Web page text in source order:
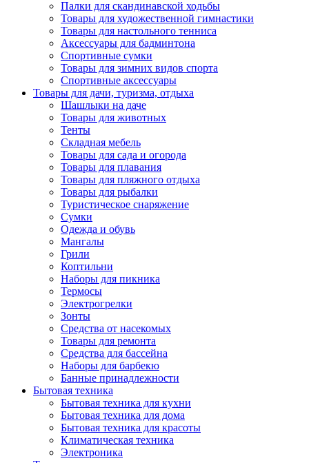
Палки для скандинавской ходьбы
Товары для художественной гимнастики
Товары для настольного тенниса
Аксессуары для бадминтона
Спортивные сумки
Товары для зимних видов спорта
Спортивные аксессуары
Товары для дачи, туризма, отдыха
Шашлыки на даче
Товары для животных
Тенты
Складная мебель
Товары для сада и огорода
Товары для плавания
Товары для пляжного отдыха
Товары для рыбалки
Туристическое снаряжение
Сумки
Одежда и обувь
Мангалы
Грили
Коптильни
Наборы для пикника
Термосы
Электрогрелки
Зонты
Средства от насекомых
Товары для ремонта
Средства для бассейна
Наборы для барбекю
Банные принадлежности
Бытовая техника
Бытовая техника для кухни
Бытовая техника для дома
Бытовая техника для красоты
Климатическая техника
Электроника